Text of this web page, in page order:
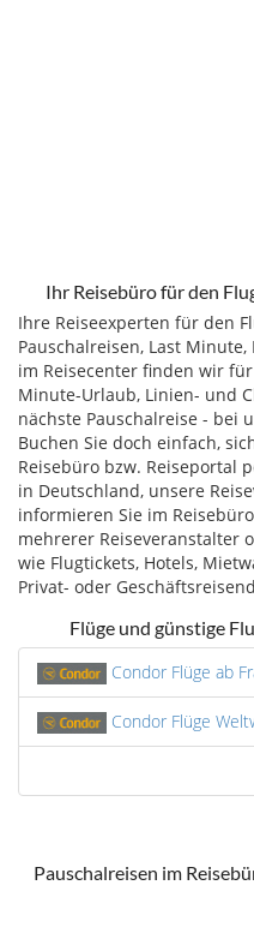
Ihr Reisebüro für den
Ihre Reiseexperten für den
Pauschalreisen, Last
im Reisecenter finden wir
Minute-Urlaub, Linien- und
nächste Pauschalreise - bei
Buchen Sie doch einfach,
Reisebüro bzw. Reiseportal
in Deutschland, unsere
informieren Sie im
mehrerer Reiseveranstalter
wie Flugtickets, Hotels,
Privat- oder
Flüge und günstige
Condor Flüge ab
Condor Flüge
Pauschalreisen im